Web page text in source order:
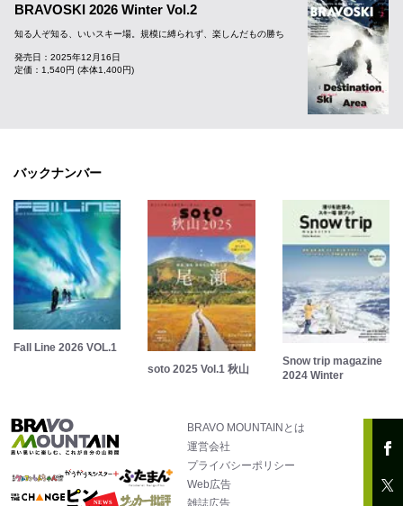
BRAVOSKI 2026 Winter Vol.2
知る人ぞ知る、いいスキー場。規模に縛られず、楽しんだもの勝ち
発売日：2025年12月16日
定価：1,540円 (本体1,400円)
バックナンバー
Fall Line 2026 VOL.1
soto 2025 Vol.1 秋山
Snow trip magazine
2024 Winter
BRAVO MOUNTAINとは
運営会社
プライバシーポリシー
Web広告
雑誌広告